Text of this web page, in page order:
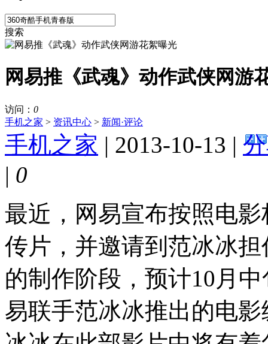
搜索
网易推《武魂》动作武侠网游
访问： 0
手机之家 > 资讯中心 > 新闻·评论
手机之家 | 2013-10-13 |
| 0
最近，网易宣布按照电
传片，并邀请到范冰冰
的制作阶段，预计10月
易联手范冰冰推出的电